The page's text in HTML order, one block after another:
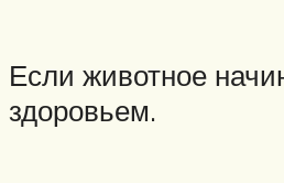
Если животное
здоровьем.